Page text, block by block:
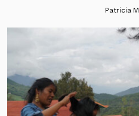
Patricia